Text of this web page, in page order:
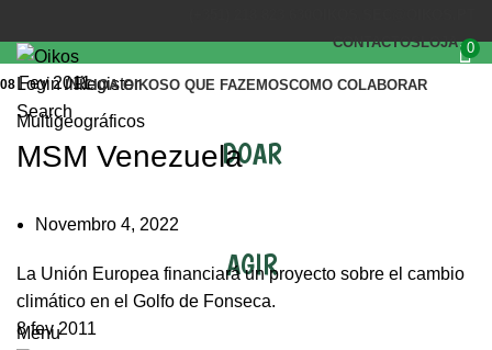
CONTACTOSLOJA 0
Login / Register
Search
INÍCIOA OIKOSO QUE FAZEMOSCOMO COLABORAR
DOAR
AGIR
Menu
Multigeográficos
MSM Venezuela
Novembro 4, 2022
08 Fev 2011
La Unión Europea financiará un proyecto sobre el cambio
climático en el Golfo de Fonseca.
8 fev 2011